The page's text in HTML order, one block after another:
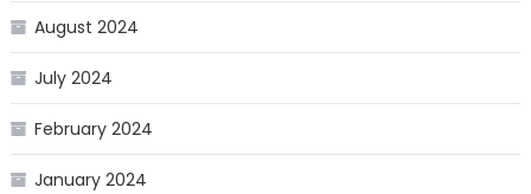
August 2024
July 2024
February 2024
January 2024